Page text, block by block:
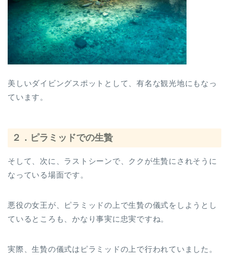
美しいダイビングスポットとして、有名な観光地にもなっ
ています。
２．ピラミッドでの生贄
そして、次に、ラストシーンで、ククが生贄にされそうに
なっている場面です。
悪役の女王が、ピラミッドの上で生贄の儀式をしようとし
ているところも、かなり事実に忠実ですね。
実際、生贄の儀式はピラミッドの上で行われていました。